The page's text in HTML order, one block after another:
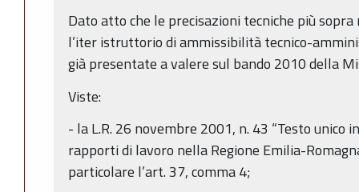
Dato atto che le precisazioni tecniche più
l’iter istruttorio di ammissibilità tecnico-
già presentate a valere sul bando 2010 della
Viste:
- la L.R. 26 novembre 2001, n. 43 “Testo unico
rapporti di lavoro nella Regione Emilia-
particolare l’art. 37, comma 4;